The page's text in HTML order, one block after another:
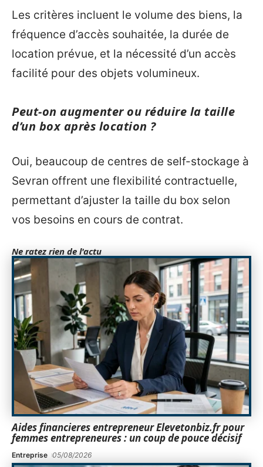
Les critères incluent le volume des biens, la
fréquence d’accès souhaitée, la durée de
location prévue, et la nécessité d’un accès
facilité pour des objets volumineux.
Peut-on augmenter ou réduire la taille
d’un box après location ?
Oui, beaucoup de centres de self-stockage à
Sevran offrent une flexibilité contractuelle,
permettant d’ajuster la taille du box selon
vos besoins en cours de contrat.
Ne ratez rien de l'actu
Aides financieres entrepreneur Elevetonbiz.fr pour
femmes entrepreneures : un coup de pouce décisif
Entreprise 05/08/2026